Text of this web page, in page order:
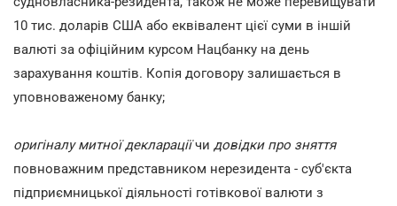
10 тис. доларів США або еквівалент цієї суми в іншій
валюті за офіційним курсом Нацбанку на день
зарахування коштів. Копія договору залишається в
уповноваженому банку;
оригіналу митної деклараціїчи довідки про зняття
повноважним представником нерезидента - суб'єкта
підприємницької діяльності готівкової валюти з